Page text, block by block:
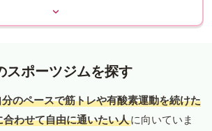
スポーツジムを探す
のペースで筋トレや有酸素運動を続けた
わせて自由に通いたい人に向いていま